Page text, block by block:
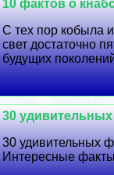
10 фактов о
С тех пор кобыла
свет достаточно
будущих
30
30 удивительных
Интересные